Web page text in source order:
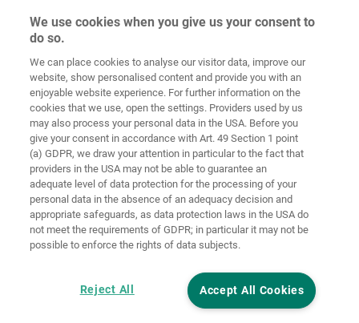
Αρχική Επικοινωνία
Στοιχεία
έκδοσης
Προστασία
δεδομένων
Γενικοί Όροι
Συναλλαγών
Οδηγίες για
Cookies Σύνδεση
Accessibility
Statement
Ρυθμίσεις cookies
We use cookies when you give us your consent to
do so.
We can place cookies to analyse our visitor data, improve our
website, show personalised content and provide you with an
enjoyable website experience. For further information on the
cookies that we use, open the settings. Providers used by us
may also process your personal data in the USA. Before you
give your consent in accordance with Art. 49 Section 1 point
(a) GDPR, we draw your attention in particular to the fact that
providers in the USA may not be able to guarantee an
adequate level of data protection for the processing of your
personal data in the absence of an adequacy decision and
appropriate safeguards, as data protection laws in the USA do
not meet the requirements of GDPR; in particular it may not be
possible to enforce the rights of data subjects.
Accept All Cookies
Reject All